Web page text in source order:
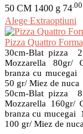
alese
în
pagina
produsului.
50 CM 1400 g 74.00
Acest
produs
are
mai
multe
variații.
Opțiunile
pot
fi
alese
în
Alege Extraoptiuni
Pizza Quattro
30cm-Blat pizza
Mozzarella 80gr/
branza cu mucegai
50 gr/ Miez de nuca
50cm-Blat pizza
Mozzarella 160gr/
branza cu mucegai
100 gr/ Miez de